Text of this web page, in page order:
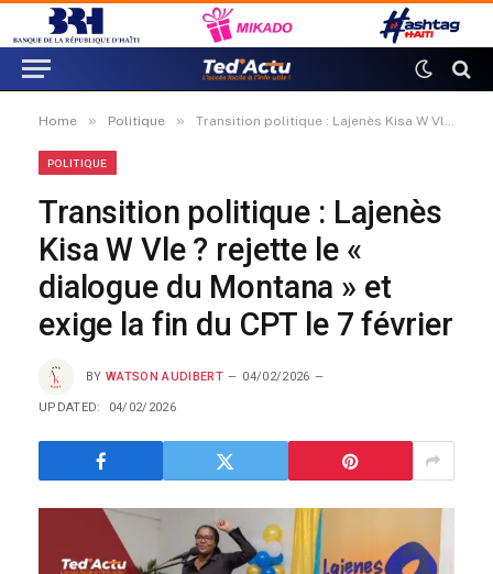
Home » Politique » Transition politique : Lajenès Kisa W Vle ? rejette le « dialogue du Montana » et exige la fin du CPT le 7 février
POLITIQUE
Transition politique : Lajenès
Kisa W Vle ? rejette le «
dialogue du Montana » et
exige la fin du CPT le 7 février
BY WATSON AUDIBERT 04/02/2026
UPDATED: 04/02/2026